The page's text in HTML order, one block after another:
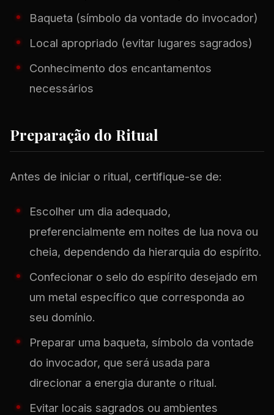
Baqueta (símbolo da vontade do invocador)
Local apropriado (evitar lugares sagrados)
Conhecimento dos encantamentos
necessários
Preparação do Ritual
Antes de iniciar o ritual, certifique-se de:
Escolher um dia adequado,
preferencialmente em noites de lua nova ou
cheia, dependendo da hierarquia do espírito.
Confecionar o selo do espírito desejado em
um metal específico que corresponda ao
seu domínio.
Preparar uma baqueta, símbolo da vontade
do invocador, que será usada para
direcionar a energia durante o ritual.
Evitar locais sagrados ou ambientes